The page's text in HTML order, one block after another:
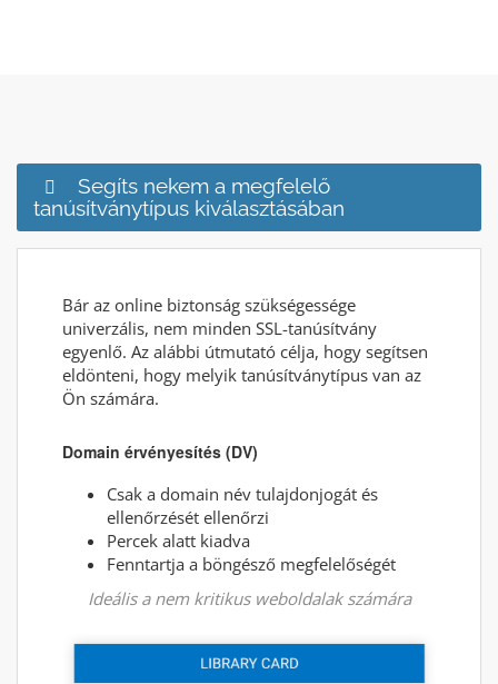
Segíts nekem a megfelelő
tanúsítványtípus kiválasztásában
Bár az online biztonság szükségessége
univerzális, nem minden SSL-tanúsítvány
egyenlő. Az alábbi útmutató célja, hogy segítsen
eldönteni, hogy melyik tanúsítványtípus van az
Ön számára.
Domain érvényesítés (DV)
Csak a domain név tulajdonjogát és
ellenőrzését ellenőrzi
Percek alatt kiadva
Fenntartja a böngésző megfelelőségét
Ideális a nem kritikus weboldalak számára